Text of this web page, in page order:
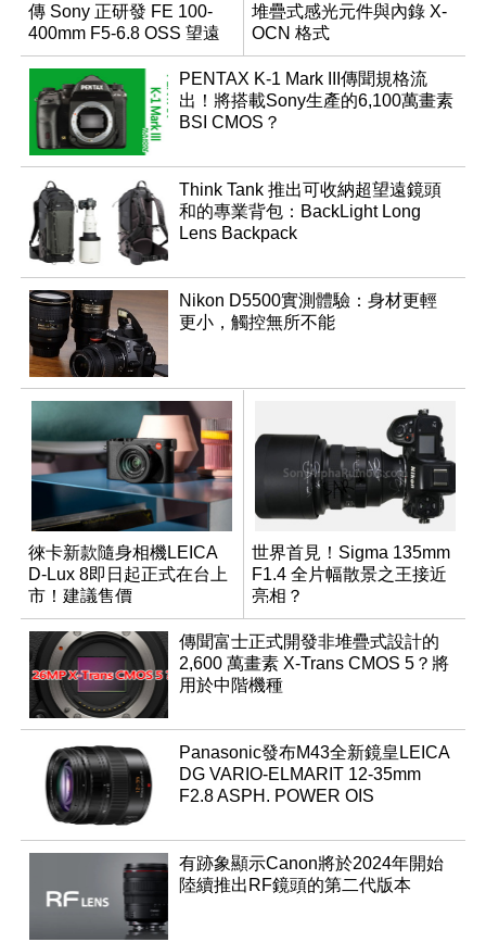
傳 Sony 正研發 FE 100-
400mm F5-6.8 OSS 望遠
變焦鏡頭
堆疊式感光元件與內錄 X-
OCN 格式
PENTAX K-1 Mark III傳聞規格流
出！將搭載Sony生產的6,100萬畫素
BSI CMOS？
Think Tank 推出可收納超望遠鏡頭
和的專業背包：BackLight Long
Lens Backpack
Nikon D5500實測體驗：身材更輕
更小，觸控無所不能
徠卡新款隨身相機LEICA
D-Lux 8即日起正式在台上
市！建議售價
NT$58,500。
世界首見！Sigma 135mm
F1.4 全片幅散景之王接近
亮相？
傳聞富士正式開發非堆疊式設計的
2,600 萬畫素 X-Trans CMOS 5？將
用於中階機種
Panasonic發布M43全新鏡皇LEICA
DG VARIO-ELMARIT 12-35mm
F2.8 ASPH. POWER OIS
有跡象顯示Canon將於2024年開始
陸續推出RF鏡頭的第二代版本